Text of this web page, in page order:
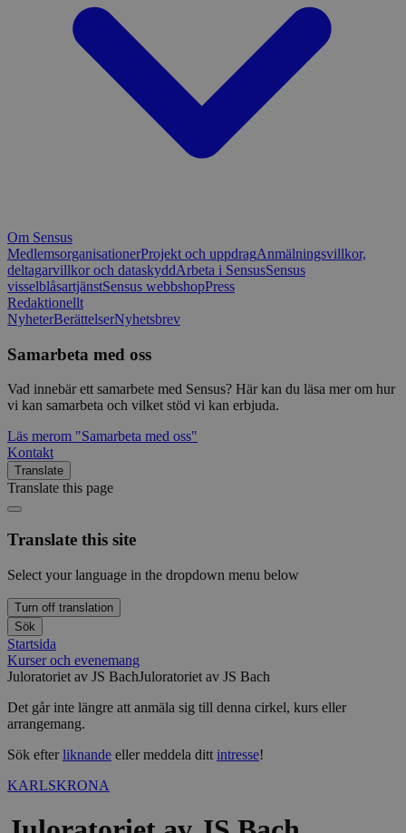
Om Sensus
MedlemsorganisationerProjekt och uppdragAnmälningsvillkor,
deltagarvillkor och dataskyddArbeta i SensusSensus
visselblåsartjänstSensus webbshopPress
Redaktionellt
NyheterBerättelserNyhetsbrev
Samarbeta med oss
Vad innebär ett samarbete med Sensus? Här kan du läsa mer om hur
vi kan samarbeta och vilket stöd vi kan erbjuda.
Läs merom "Samarbeta med oss"
Kontakt
Translate
Translate this page
Translate this site
Select your language in the dropdown menu below
Turn off translation
Sök
Startsida
Kurser och evenemang
Juloratoriet av JS BachJuloratoriet av JS Bach
Det går inte längre att anmäla sig till denna cirkel, kurs eller
arrangemang.
Sök efterliknande eller meddela ditt intresse!
KARLSKRONA